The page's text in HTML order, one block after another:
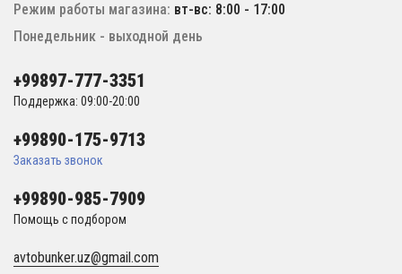
Режим работы магазина: вт-вс: 8:00 - 17:00
Понедельник - выходной день
+99897-777-3351
Поддержка: 09:00-20:00
+99890-175-9713
Заказать звонок
+99890-985-7909
Помощь с подбором
avtobunker.uz@gmail.com